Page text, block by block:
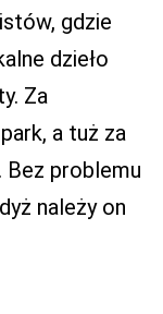
gdzie
dzieło
Za
a tuż za
Bez problemu
należy on